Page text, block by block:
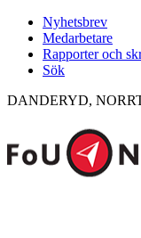
Nyhetsbrev
Medarbetare
Rapporter och
Sök
DANDERYD,